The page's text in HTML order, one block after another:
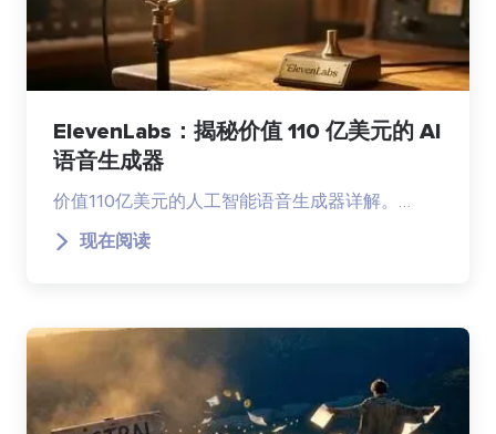
ElevenLabs：揭秘价值 110 亿美元的 AI
语音生成器
价值110亿美元的人工智能语音生成器详解。…
现在阅读